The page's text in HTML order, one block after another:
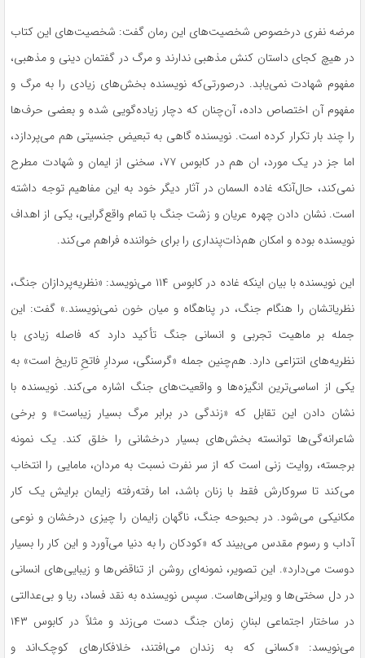
مرضه نفری درخصوص شخصیت‌های این رمان گفت: شخصیت‌های این کتاب
در هیچ کجای داستان کنش مذهبی ندارند و مرگ در گفتمان دینی و مذهبی،
مفهوم شهادت نمی‌یابد. درصورتی‌که نویسنده بخش‌های زیادی را به مرگ و
مفهوم آن اختصاص داده، آن‌چنان که دچار زیاده‌گویی شده و بعضی حرف‌ها
را چند بار تکرار کرده است. نویسنده گاهی به تبعیض جنسیتی هم می‌پردازد،
اما جز در یک مورد، ان هم در کابوس ۷۷، سخنی از ایمان و شهادت مطرح
نمی‌کند، حال‌آنکه غاده السمان در آثار دیگر خود به این مفاهیم توجه داشته
است. نشان دادن چهره عریان و زشت جنگ با تمام واقع‌گرایی، یکی از اهداف
نویسنده بوده و امکان هم‌ذات‌پنداری را برای خواننده فراهم می‌کند.
این نویسنده با بیان اینکه غاده در کابوس ۱۱۴ می‌نویسد: «نظریه‌پردازان جنگ،
نظریاتشان را هنگام جنگ، در پناهگاه و میان خون نمی‌نویسند.» گفت: این
جمله بر ماهیت تجربی و انسانی جنگ تأکید دارد که فاصله زیادی با
نظریه‌های انتزاعی دارد. هم‌چنین جمله «گرسنگی، سردارِ فاتحِ تاریخ است» به
یکی از اساسی‌ترین انگیزه‌ها و واقعیت‌های جنگ اشاره می‌کند. نویسنده با
نشان دادن این تقابل که «زندگی در برابر مرگ بسیار زیباست» و برخی
شاعرانه‌گی‌ها توانسته بخش‌های بسیار درخشانی را خلق کند. یک نمونه
برجسته، روایت زنی است که از سر نفرت نسبت به مردان، مامایی را انتخاب
می‌کند تا سروکارش فقط با زنان باشد، اما رفته‌رفته زایمان برایش یک کار
مکانیکی می‌شود. در بحبوحه جنگ، ناگهان زایمان را چیزی درخشان و نوعی
آداب و رسوم مقدس می‌بیند که «کودکان را به دنیا می‌آورد و این کار را بسیار
دوست می‌دارد». این تصویر، نمونه‌ای روشن از تناقض‌ها و زیبایی‌های انسانی
در دل سختی‌ها و ویرانی‌هاست. سپس نویسنده به نقد فساد، ریا و بی‌عدالتی
در ساختار اجتماعی لبنانِ زمان جنگ دست می‌زند و مثلاً در کابوس ۱۴۳
می‌نویسد: «کسانی که به زندان می‌افتند، خلافکارهای کوچک‌اند و